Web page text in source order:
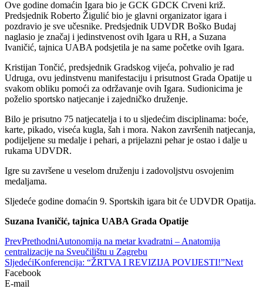
Ove godine domaćin Igara bio je GCK GDCK Crveni križ.
Predsjednik Roberto Žigulić bio je glavni organizator igara i
pozdravio je sve učesnike. Predsjednik UDVDR Boško Budaj
naglasio je značaj i jedinstvenost ovih Igara u RH, a Suzana
Ivaničić, tajnica UABA podsjetila je na same početke ovih Igara.
Kristijan Tončić, predsjednik Gradskog vijeća, pohvalio je rad
Udruga, ovu jedinstvenu manifestaciju i prisutnost Grada Opatije u
svakom obliku pomoći za održavanje ovih Igara. Sudionicima je
poželio sportsko natjecanje i zajedničko druženje.
Bilo je prisutno 75 natjecatelja i to u sljedećim disciplinama: boće,
karte, pikado, viseća kugla, šah i mora. Nakon završenih natjecanja,
podijeljene su medalje i pehari, a prijelazni pehar je ostao i dalje u
rukama UDVDR.
Igre su završene u veselom druženju i zadovoljstvu osvojenim
medaljama.
Sljedeće godine domaćin 9. Sportskih igara bit će UDVDR Opatija.
Suzana Ivaničić, tajnica UABA Grada Opatije
PrevPrethodniAutonomija na metar kvadratni – Anatomija
centralizacije na Sveučilištu u Zagrebu
SljedećiKonferencija: “ŽRTVA I REVIZIJA POVIJESTI!”Next
Facebook
E-mail